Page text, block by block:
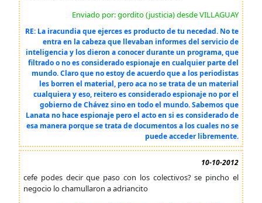
Enviado por: gordito (justicia) desde VILLAGUAY
RE: La iracundia que ejerces es producto de tu necedad. No te
entra en la cabeza que llevaban informes del servicio de
inteligencia y los dieron a conocer durante un programa, que
filtrado o no es considerado espionaje en cualquier parte del
mundo. Claro que no estoy de acuerdo que a los periodistas
les borren el material, pero aca no se trata de un material
cualquiera y eso, reitero es considerado espionaje no por el
gobierno de Chávez sino en todo el mundo. Sabemos que
Lanata no hace espionaje pero el acto en si es considerado de
esa manera porque se trata de documentos a los cuales no se
puede acceder libremente.
10-10-2012
cefe podes decir que paso con los colectivos? se pincho el
negocio lo chamullaron a adriancito